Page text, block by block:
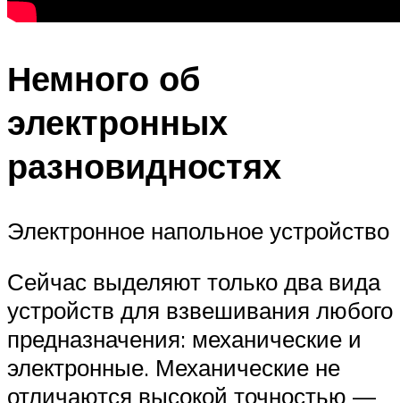
Немного об
электронных
разновидностях
Электронное напольное устройство
Сейчас выделяют только два вида
устройств для взвешивания любого
предназначения: механические и
электронные. Механические не
отличаются высокой точностью —